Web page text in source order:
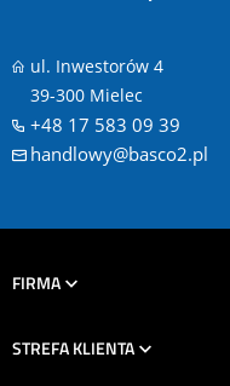
ul. Inwestorów 4
39-300 Mielec
+48 17 583 09 39
handlowy@basco2.pl
FIRMA
STREFA KLIENTA